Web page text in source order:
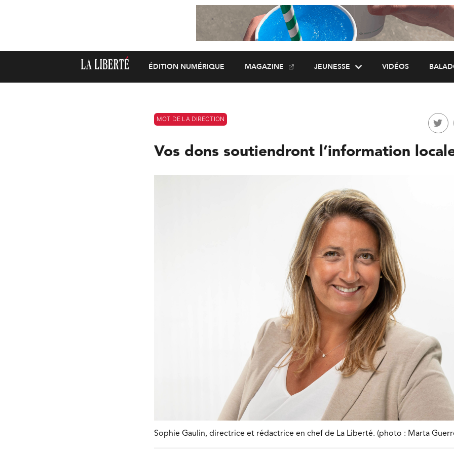
ÉDITION NUMÉRIQUE MAGAZINE JEUNESSE VIDÉOS
MOT DE LA DIRECTION
Vos dons soutiendront l’information
Sophie Gaulin, directrice et rédactrice en chef de La Liberté. (photo : Marta